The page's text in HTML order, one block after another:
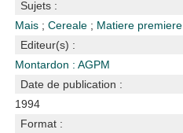
Sujets :
Mais ;Cereale ; Matiere premiere
Editeur(s) :
Montardon : AGPM
Date de publication :
1994
Format :